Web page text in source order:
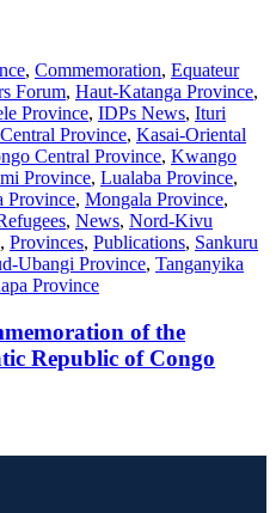
, Commemoration, Equateur
Forum, Haut-Katanga Province,
Province, IDPs News, Ituri
Province, Kasai-Oriental
Central Province, Kwango
Province, Lualaba Province,
Province, Mongala Province,
, News, Nord-Kivu
, Provinces, Publications, Sankuru
Ubangi Province, Tanganyika
Province
of the
Republic of Congo